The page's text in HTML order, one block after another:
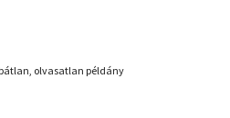
olvasatlan példány